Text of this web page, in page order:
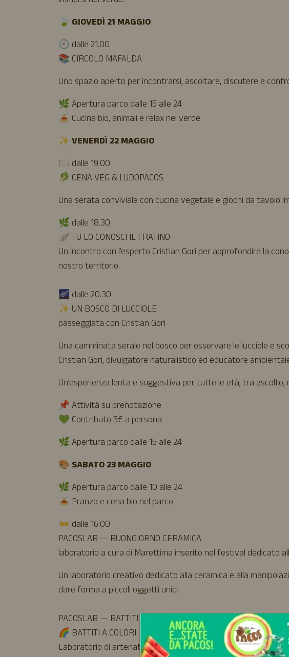
🍃 GIOVEDÌ 21 MAGGIO
🕘 dalle 21.00
📚 CIRCOLO MAFALDA
Uno spazio aperto per incontrarsi, ascoltare, discutere e
🌿 Apertura parco dalle 15 alle 24
🍝 Cucina bio, animali e relax nel verde
✨VENERDÌ 22 MAGGIO
🍽 dalle 19.00
🥬 CENA VEG & LUDOPACOS
Una serata conviviale con cucina vegetale e giochi da tavolo
🌿 dalle 18.30
🪽 TU LO CONOSCI IL FRATINO
Un incontro con l’esperto Cristian Gori per approfondire la
nostro territorio.
🌌 dalle 20.30
✨ UN BOSCO DI LUCCIOLE
passeggiata con Cristian Gori
Una camminata serale nel bosco per osservare le lucciole e
Cristian Gori, divulgatore naturalistico ed educatore
Un’esperienza lenta e suggestiva per tutte le età, tra ascolto,
📌 Attività su prenotazione
💚 Contributo 5€ a persona
🌿 Apertura parco dalle 15 alle 24
🎨 SABATO 23 MAGGIO
🌿 Apertura parco dalle 10 alle 24
🍝 Pranzo e cena bio nel parco
👐 dalle 16.00
PACOSLAB — BUONGIORNO CERAMICA
laboratorio a cura di Marettima inserito nel festival dedicato
Un laboratorio creativo dedicato alla ceramica e alla
dare forma a piccoli oggetti unici.
PACOSLAB — BATTITI A COLORI
🌈 BATTITI A COLORI
Laboratorio di artenatura con Sara Brienza per tutte le età: